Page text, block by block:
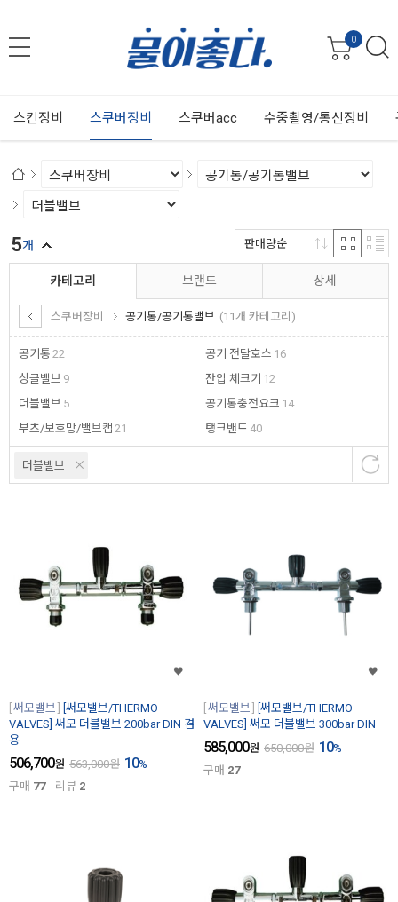
0
스킨장비 스쿠버장비 스쿠버acc 수중촬영/통신장비
카테고리
스쿠버장비 공기통/공기통밸브 (11개 카테고리)
공기통 22
싱글밸브 9
더블밸브 5
부츠/보호망/밸브캡 21
공기 전달호스 16
잔압 체크기 12
공기통충전요크 14
탱크밴드 40
브랜드 상세
더블밸브
5개 판매량순
써모밸브
[써모밸브/THERMO
VALVES] 써모 더블밸브 200bar DIN 겸
용
506,700원 563,000원 10%
구매 77 리뷰 2
써모밸브
[써모밸브/THERMO
VALVES] 써모 더블밸브 300bar DIN
585,000원 650,000원 10%
구매 27